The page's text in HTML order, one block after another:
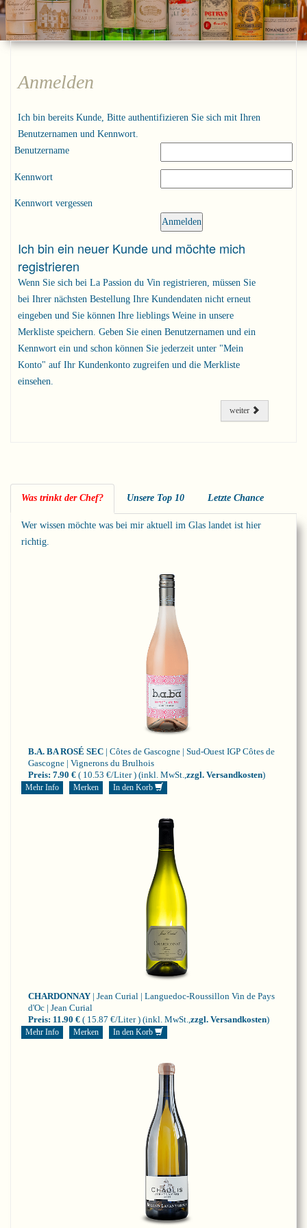
Anmelden
Ich bin bereits Kunde, Bitte authentifizieren Sie sich mit Ihren
Benutzernamen und Kennwort.
Benutzername
Kennwort
Kennwort vergessen
Ich bin ein neuer Kunde und möchte mich
registrieren
Wenn Sie sich bei La Passion du Vin registrieren, müssen Sie
bei Ihrer nächsten Bestellung Ihre Kundendaten nicht erneut
eingeben und Sie können Ihre lieblings Weine in unsere
Merkliste speichern. Geben Sie einen Benutzernamen und ein
Kennwort ein und schon können Sie jederzeit unter "Mein
Konto" auf Ihr Kundenkonto zugreifen und die Merkliste
einsehen.
weiter
Was trinkt der Chef? Unsere Top 10 Letzte Chance
Wer wissen möchte was bei mir aktuell im Glas landet ist hier
richtig.
B.A. BA ROSÉ SEC | Côtes de Gascogne | Sud-Ouest IGP Côtes de
Gascogne | Vignerons du Brulhois
Preis: 7.90 € ( 10.53 €/Liter ) (inkl. MwSt.,zzgl. Versandkosten)
Mehr Info Merken In den Korb
CHARDONNAY | Jean Curial | Languedoc-Roussillon Vin de Pays
d'Oc | Jean Curial
Preis: 11.90 € ( 15.87 €/Liter ) (inkl. MwSt., zzgl. Versandkosten)
Mehr Info Merken In den Korb